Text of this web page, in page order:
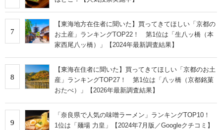
7
【東海地方在住者に聞いた】買ってきてほしい「京都の
お土産」ランキングTOP22！ 第1位は「生八ッ橋（本
家西尾八ッ橋）」【2024年最新調査結果】
8
【東海在住者に聞いた】買ってきてほしい「京都のお土
産」ランキングTOP27！ 第1位は「八ッ橋（京都銘菓
おたべ）」【2026年最新調査結果】
9
「奈良県で人気の味噌ラーメン」ランキングTOP10！
1位は「麺場 力皇」【2024年7月版／Googleクチコミ】